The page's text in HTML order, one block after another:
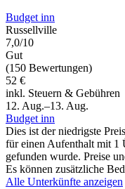
Budget inn
Russellville
7,0/10
Gut
(150 Bewertungen)
52 €
inkl. Steuern & Gebühren
12. Aug.–13. Aug.
Budget inn
Dies ist der niedrigste
für einen Aufenthalt mit 1
gefunden wurde. Preise
Es können zusätzliche
Alle Unterkünfte anzeigen